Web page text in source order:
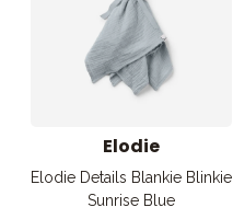
Elodie
Elodie Details Blankie Blinkie
Sunrise Blue